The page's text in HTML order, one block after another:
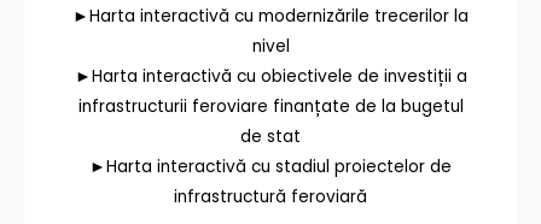
►Harta interactivă cu modernizările trecerilor la
nivel
►Harta interactivă cu obiectivele de investiții a
infrastructurii feroviare finanțate de la bugetul
de stat
►Harta interactivă cu stadiul proiectelor de
infrastructură feroviară